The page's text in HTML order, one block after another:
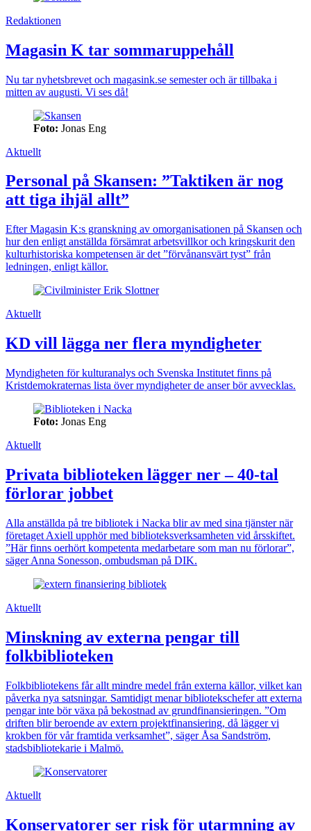
Redaktionen
Magasin K tar sommaruppehåll
Nu tar nyhetsbrevet och magasink.se semester och är tillbaka i
mitten av augusti. Vi ses då!
Foto: Jonas Eng
Aktuellt
Personal på Skansen: ”Taktiken är nog
att tiga ihjäl allt”
Efter Magasin K:s granskning av omorganisationen på Skansen och
hur den enligt anställda försämrat arbetsvillkor och kringskurit den
kulturhistoriska kompetensen är det ”förvånansvärt tyst” från
ledningen, enligt källor.
Aktuellt
KD vill lägga ner flera myndigheter
Myndigheten för kulturanalys och Svenska Institutet finns på
Kristdemokraternas lista över myndigheter de anser bör avvecklas.
Foto: Jonas Eng
Aktuellt
Privata biblioteken lägger ner – 40-tal
förlorar jobbet
Alla anställda på tre bibliotek i Nacka blir av med sina tjänster när
företaget Axiell upphör med biblioteksverksamheten vid årsskiftet.
”Här finns oerhört kompetenta medarbetare som man nu förlorar”,
säger Anna Sonesson, ombudsman på DIK.
Aktuellt
Minskning av externa pengar till
folkbiblioteken
Folkbibliotekens får allt mindre medel från externa källor, vilket kan
påverka nya satsningar. Samtidigt menar bibliotekschefer att externa
pengar inte bör växa på bekostnad av grundfinansieringen. ”Om
driften blir beroende av extern projektfinansiering, då lägger vi
krokben för vår framtida verksamhet”, säger Åsa Sandström,
stadsbibliotekarie i Malmö.
Aktuellt
Konservatorer ser risk för utarmning av